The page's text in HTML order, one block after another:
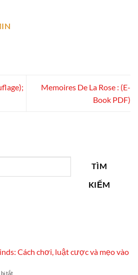
Memoires De La Rose : (E-
Book PDF)
TÌM
KIẾM
Cách chơi, luật cược và mẹo vào
bị tắtở